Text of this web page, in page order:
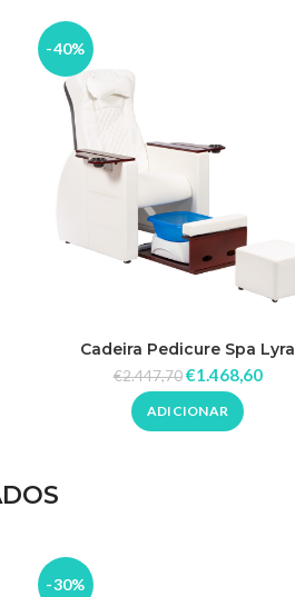
-40%
Cadeira Pedicure Spa Lyra
€2.447,70 €1.468,60
ADICIONAR
-30%